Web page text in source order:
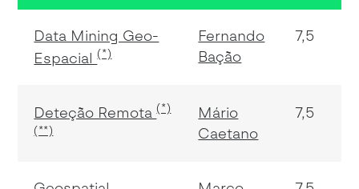
Data Mining Geo-
Espacial(*)
Fernando
Bação
7,5
Deteção Remota(*)
(**)
Mário
Caetano
7,5